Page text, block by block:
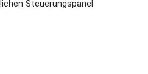
Steuerungspanel